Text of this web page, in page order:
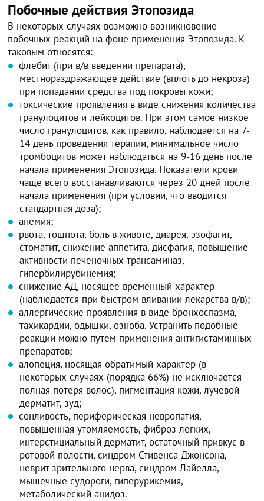
Побочные действия Этопозида
В некоторых случаях возможно возникновение
побочных реакций на фоне применения Этопозида. К
таковым относятся:
флебит (при в/в введении препарата),
местнораздражающее действие (вплоть до некроза)
при попадании средства под покровы кожи;
токсические проявления в виде снижения количества
гранулоцитов и лейкоцитов. При этом самое низкое
число гранулоцитов, как правило, наблюдается на 7-
14 день проведения терапии, минимальное число
тромбоцитов может наблюдаться на 9-16 день после
начала применения Этопозида. Показатели крови
чаще всего восстанавливаются через 20 дней после
начала применения (при условии, что вводится
стандартная доза);
анемия;
рвота, тошнота, боль в животе, диарея, эзофагит,
стоматит, снижение аппетита, дисфагия, повышение
активности печеночных трансаминаз,
гипербилирубинемия;
снижение АД, носящее временный характер
(наблюдается при быстром вливании лекарства в/в);
аллергические проявления в виде бронхоспазма,
тахикардии, одышки, озноба. Устранить подобные
реакции можно путем применения антигистаминных
препаратов;
алопеция, носящая обратимый характер (в
некоторых случаях (порядка 66%) не исключается
полная потеря волос), пигментация кожи, лучевой
дерматит, зуд;
сонливость, периферическая невропатия,
повышенная утомляемость, фиброз легких,
интерстициальный дерматит, остаточный привкус в
ротовой полости, синдром Стивенса-Джонсона,
неврит зрительного нерва, синдром Лайелла,
мышечные судороги, гиперурикемия,
метаболический ацидоз.